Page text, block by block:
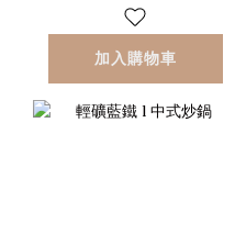
加入購物車